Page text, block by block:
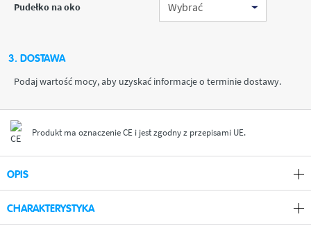
OPIS
CHARAKTERYSTYKA
Pudełko na oko
3. DOSTAWA
Podaj wartość mocy, aby uzyskać informacje o terminie dostawy.
Produkt ma oznaczenie CE i jest zgodny z przepisami UE.